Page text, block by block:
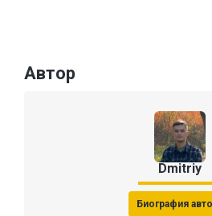
Автор
Dmitriy
Биография